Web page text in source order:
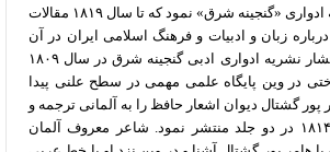
اقدام به تاسیس نشریه ادواری «گنجینه شرق» نمود که تا سال ۱۸۱۹ مقالات
زبان و ادبیات و فرهنگ اسلامی ایران در آن
منتشر می گردید. با انتشار نشریه ادواری ادبی گنجینه شرق در سال ۱۸۰۹
در وین پایگاه علمی مهمی در سطح علنی پیدا
پور گشتال دیوان اشعار حافظ را به آلمانی ترجمه و
در سال های ۱۸۱۳ تا ۱۸۱۴ در دو جلد منتشر نمود. شاعر معروف آلمان